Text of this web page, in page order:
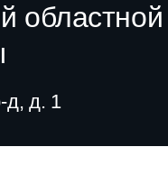
областной
д, д. 1